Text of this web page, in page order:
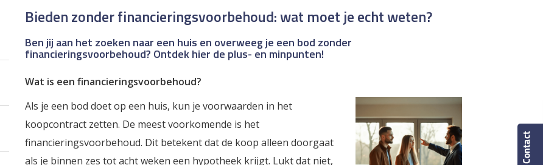
Bieden zonder financieringsvoorbehoud: wat moet je echt weten?
Ben jij aan het zoeken naar een huis en overweeg je een bod zonder
financieringsvoorbehoud? Ontdek hier de plus- en minpunten!
Wat is een financieringsvoorbehoud?
Als je een bod doet op een huis, kun je voorwaarden in het
koopcontract zetten. De meest voorkomende is het
financieringsvoorbehoud. Dit betekent dat de koop alleen doorgaat
als je binnen zes tot acht weken een hypotheek krijgt. Lukt dat niet,